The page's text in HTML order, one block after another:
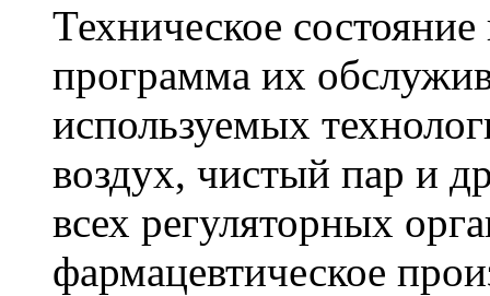
Техническое
программа их
используемых
воздух, чистый пар и
всех регуляторных
фармацевтическое